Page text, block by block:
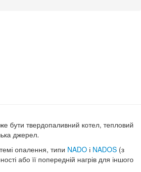
бути твердопаливний котел, тепловий
джерел.
опалення, типи NADO і NADOS (з
або її попередній нагрів для іншого